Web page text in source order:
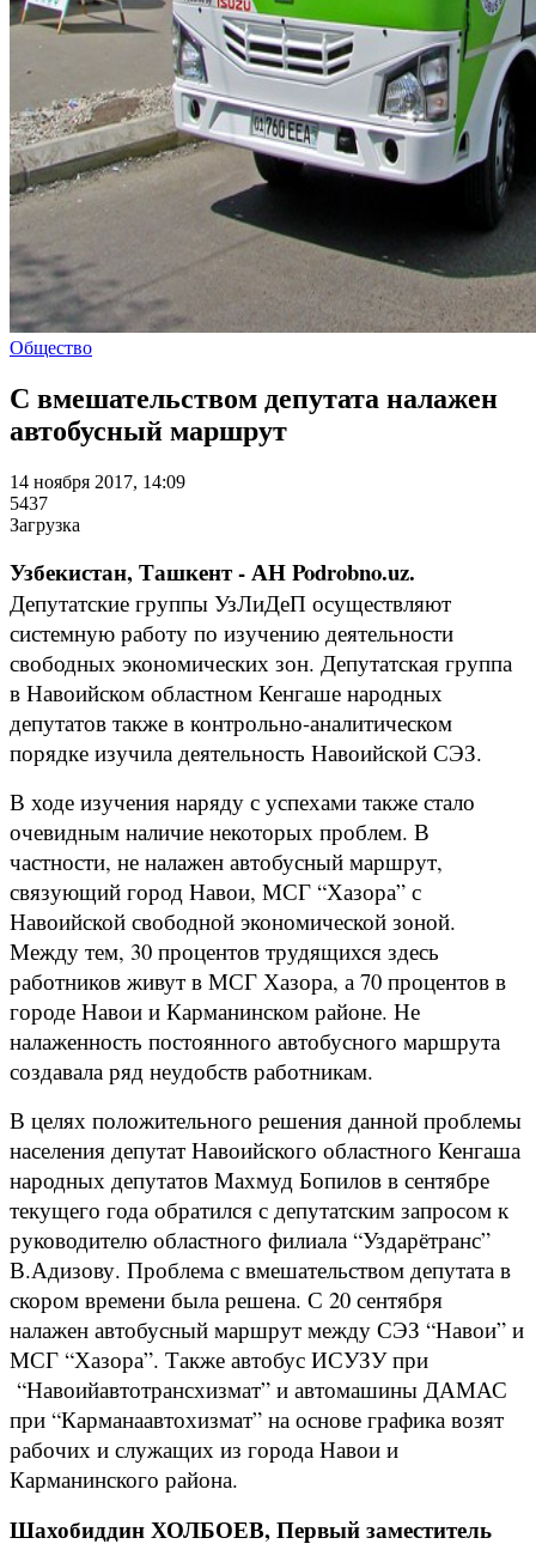
Общество
С вмешательством депутата налажен
автобусный маршрут
14 ноября 2017, 14:09
5437
Загрузка
Узбекистан, Ташкент - АН Podrobno.uz.
Депутатские группы УзЛиДеП осуществляют
системную работу по изучению деятельности
свободных экономических зон. Депутатская группа
в Навоийском областном Кенгаше народных
депутатов также в контрольно-аналитическом
порядке изучила деятельность Навоийской СЭЗ.
В ходе изучения наряду с успехами также стало
очевидным наличие некоторых проблем. В
частности, не налажен автобусный маршрут,
связующий город Навои, МСГ “Хазора” с
Навоийской свободной экономической зоной.
Между тем, 30 процентов трудящихся здесь
работников живут в МСГ Хазора, а 70 процентов в
городе Навои и Карманинском районе. Не
налаженность постоянного автобусного маршрута
создавала ряд неудобств работникам.
В целях положительного решения данной проблемы
населения депутат Навоийского областного Кенгаша
народных депутатов Махмуд Бопилов в сентябре
текущего года обратился с депутатским запросом к
руководителю областного филиала “Уздарётранс”
В.Адизову. Проблема с вмешательством депутата в
скором времени была решена. С 20 сентября
налажен автобусный маршрут между СЭЗ “Навои” и
МСГ “Хазора”. Также автобус ИСУЗУ при
“Навоийавтотрансхизмат” и автомашины ДАМАС
при “Карманаавтохизмат” на основе графика возят
рабочих и служащих из города Навои и
Карманинского района.
Шахобиддин ХОЛБОЕВ, Первый заместитель